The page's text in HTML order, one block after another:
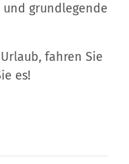
grundlegende
fahren Sie
es!